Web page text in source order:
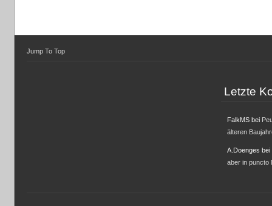
Jump To Top
Letzte
FalkMSbei
älteren
A.Doenges bei
aber in puncto